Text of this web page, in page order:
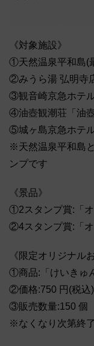
《対象施設》
①天然温泉平和島(
②みうら湯 弘明寺
③観音崎京急ホテ
④油壺観潮荘「油
⑤城ヶ島京急ホテ
※天然温泉平和島
ンプです
《景品》
①2スタンプ賞:「オ
②4スタンプ賞:「オ
《限定オリジナル
①商品:「けいきゅ
②価格:750 円(税込)
③販売数量:150 個
※なくなり次第終